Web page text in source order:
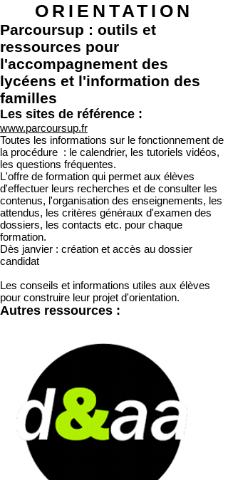
ORIENTATION
Parcoursup : outils et
ressources pour
l'accompagnement des
lycéens et l'information des
familles
Les sites de référence :
www.parcoursup.fr
Toutes les informations sur le fonctionnement de
la procédure : le calendrier, les tutoriels vidéos,
les questions fréquentes.
L'offre de formation qui permet aux élèves
d'effectuer leurs recherches et de consulter les
contenus, l'organisation des enseignements, les
attendus, les critères généraux d'examen des
dossiers, les contacts etc. pour chaque
formation.
Dès janvier : création et accès au dossier
candidat
Les conseils et informations utiles aux élèves
pour construire leur projet d'orientation.
Autres ressources :